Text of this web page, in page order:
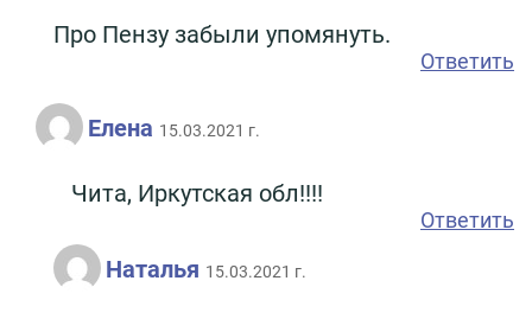
Про Пензу забыли упомянуть.
Ответить
Елена 15.03.2021 г.
Чита, Иркутская обл!!!!
Ответить
Наталья 15.03.2021 г.